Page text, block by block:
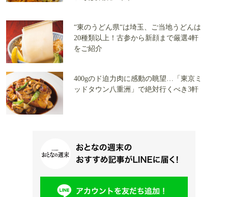
“東のうどん県“は埼玉、ご当地うどんは
20種類以上！古参から新顔まで厳選4軒
をご紹介
400gのド迫力肉に感動の眺望…「東京ミ
ッドタウン八重洲」で絶対行くべき3軒